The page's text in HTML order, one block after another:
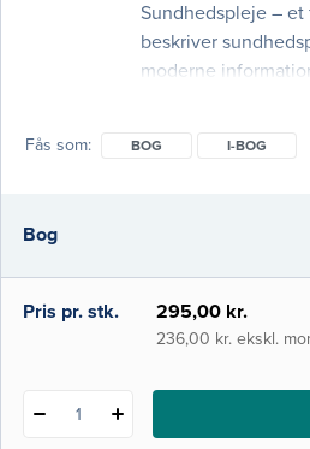
Sundhedspleje – et
beskriver
moderne
kræver forskellige
Men den er også
Fås som BOG I-BOG
Bog
i-bog
Pris pr. stk. 295,00 kr.
236,00 kr. ekskl.
1